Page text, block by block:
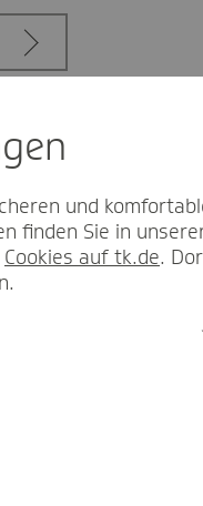
und
finden Sie in
Cookies auf tk.de.